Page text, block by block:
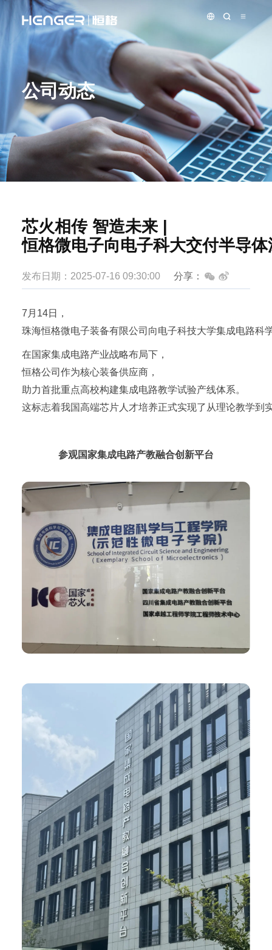
公司动态
芯火相传 智造未来 |
恒格微电子向电子科大交付半导
发布日期：2025-07-16 09:30:00 分享：
7月14日，
珠海恒格微电子装备有限公司向电子科技大学集成电路
在国家集成电路产业战略布局下，
恒格公司作为核心装备供应商，
助力首批重点高校构建集成电路教学试验产线体系。
这标志着我国高端芯片人才培养正式实现了从理论教学到
参观国家集成电路产教融合创新平台